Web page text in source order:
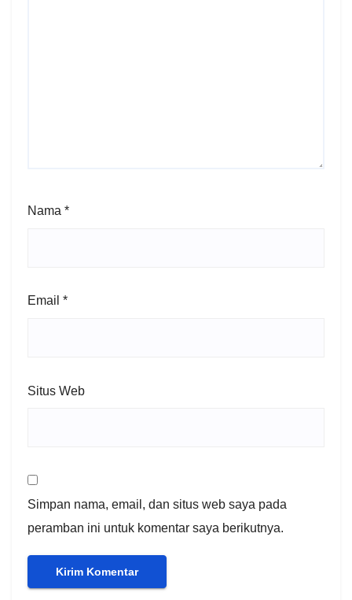
Nama *
Email *
Situs Web
Simpan nama, email, dan situs web saya pada
peramban ini untuk komentar saya berikutnya.